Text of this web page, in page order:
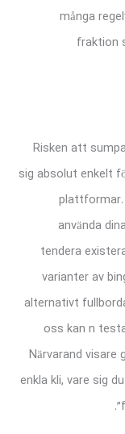
många
fraktion
Risken att
sig absolut enkelt
använda
tendera
varianter av
alternativt
oss kan n
Närvarand visare
enkla kli, vare sig